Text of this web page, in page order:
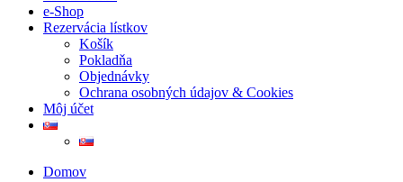
e-Shop
Rezervácia lístkov
Košík
Pokladňa
Objednávky
Ochrana osobných údajov & Cookies
Môj účet
Domov